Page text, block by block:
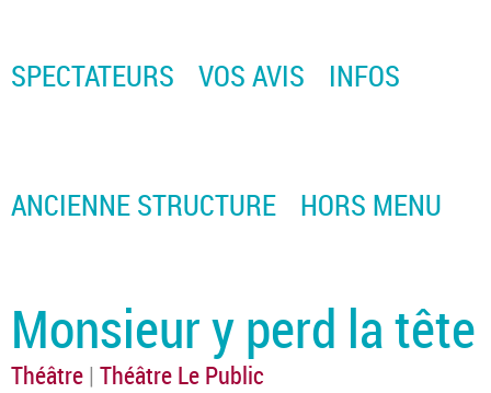
SPECTATEURS VOS AVIS INFOS
ANCIENNE STRUCTURE HORS MENU
Monsieur y perd la tête
Théâtre| Théâtre Le Public